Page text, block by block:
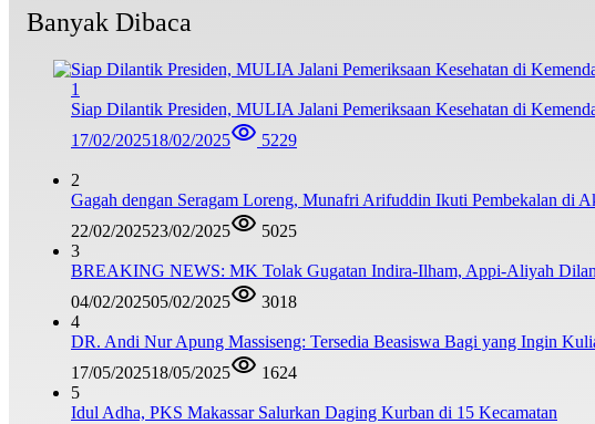
Banyak Dibaca
1
Siap Dilantik Presiden, MULIA Jalani Pemeriksaan Kesehatan di
17/02/202518/02/2025 5229
2
Gagah dengan Seragam Loreng, Munafri Arifuddin Ikuti Pembekalan di
22/02/202523/02/2025
5025
3
BREAKING NEWS: MK Tolak Gugatan Indira-Ilham, Appi-Aliyah
04/02/202505/02/2025
3018
4
DR. Andi Nur Apung Massiseng: Tersedia Beasiswa Bagi yang Ingin
17/05/202518/05/2025
1624
5
Idul Adha, PKS Makassar Salurkan Daging Kurban di 15 Kecamatan